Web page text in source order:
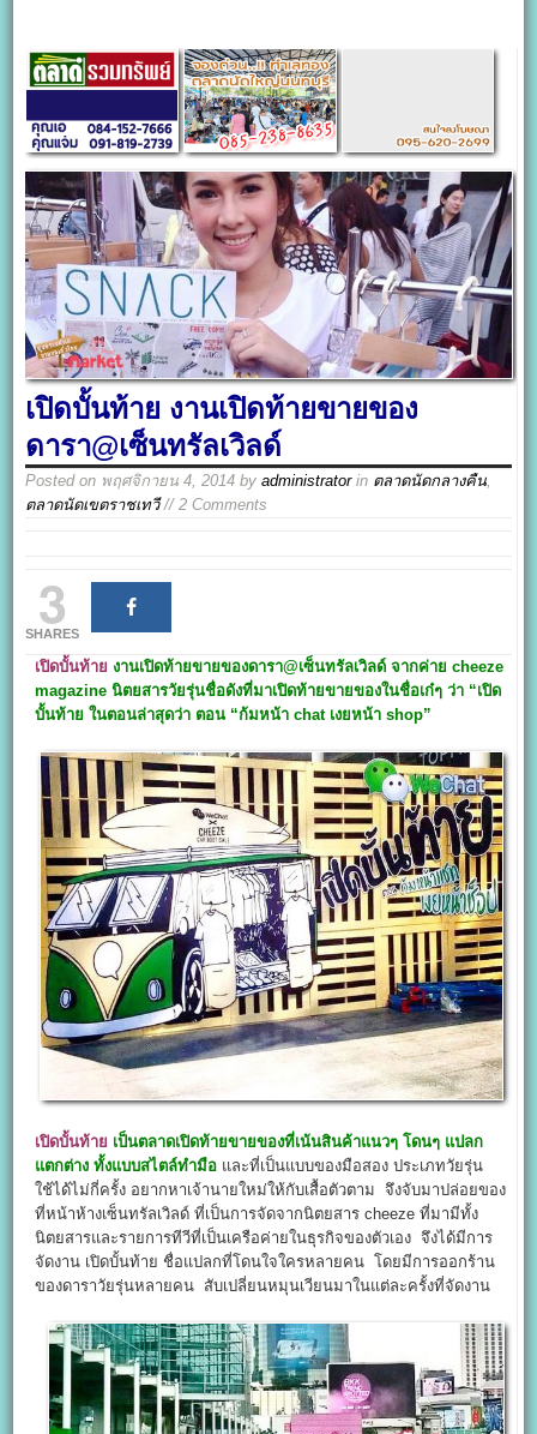
เปิดบั้นท้าย งานเปิดท้ายขายของ
ดารา@เซ็นทรัลเวิลด์
Posted on พฤศจิกายน 4, 2014 byadministratorin ตลาดนัดกลางคืน,
ตลาดนัดเขตราชเทวี// 2 Comments
3
SHARES
เปิดบั้นท้าย งานเปิดท้ายขายของดารา@เซ็นทรัลเวิลด์ จากค่าย cheeze
magazine นิตยสารวัยรุ่นชื่อดังที่มาเปิดท้ายขายของในชื่อเก๋ๆ ว่า “เปิด
บั้นท้าย ในตอนล่าสุดว่า ตอน “ก้มหน้า chat เงยหน้า shop”
เปิดบั้นท้าย เป็นตลาดเปิดท้ายขายของที่เน้นสินค้าแนวๆ โดนๆ แปลก
แตกต่าง ทั้งแบบสไตล์ทำมือ และที่เป็นแบบของมือสอง ประเภทวัยรุ่น
ใช้ได้ไม่กี่ครั้ง อยากหาเจ้านายใหม่ให้กับเสื้อตัวตาม จึงจับมาปล่อยของ
ที่หน้าห้างเซ็นทรัลเวิลด์ ที่เป็นการจัดจากนิตยสาร cheeze ที่มามีทั้ง
นิตยสารและรายการทีวีที่เป็นเครือค่ายในธุรกิจของตัวเอง จึงได้มีการ
จัดงาน เปิดบั้นท้าย ชื่อแปลกที่โดนใจใครหลายคน โดยมีการออกร้าน
ของดาราวัยรุ่นหลายคน สับเปลี่ยนหมุนเวียนมาในแต่ละครั้งที่จัดงาน